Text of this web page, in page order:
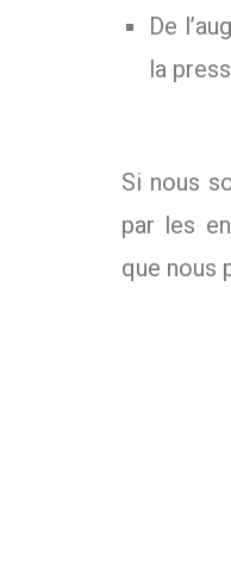
De
la
Si nous
par les
que nous